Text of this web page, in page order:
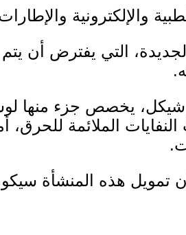
والإلكترونية
شيكل، يخصص جزء منها
الملائمة للحرق،
هذه المنشأة سيكون